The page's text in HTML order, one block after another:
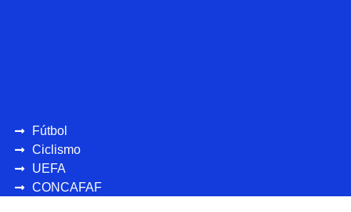
Fútbol
Ciclismo
UEFA
CONCAFAF